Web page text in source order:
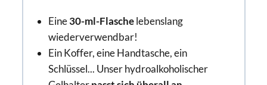
Eine30-ml-Flaschelebenslang
wiederverwendbar!
Ein Koffer, eine Handtasche, ein
Schlüssel... Unser hydroalkoholischer